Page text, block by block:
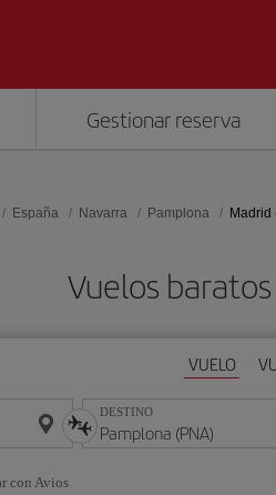
Gestionar reserva
España Navarra Pamplona Madrid
Vuelos
VUELO
DESTINO
con Avios